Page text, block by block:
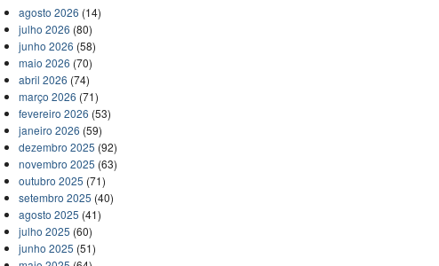
agosto 2026 (14)
julho 2026 (80)
junho 2026 (58)
maio 2026 (70)
abril 2026 (74)
março 2026 (71)
fevereiro 2026 (53)
janeiro 2026 (59)
dezembro 2025 (92)
novembro 2025 (63)
outubro 2025 (71)
setembro 2025 (40)
agosto 2025 (41)
julho 2025 (60)
junho 2025 (51)